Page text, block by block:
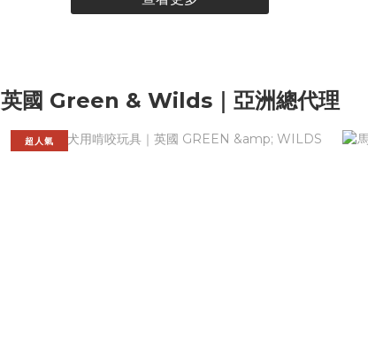
英國 Green & Wilds｜亞洲總代理
超人氣